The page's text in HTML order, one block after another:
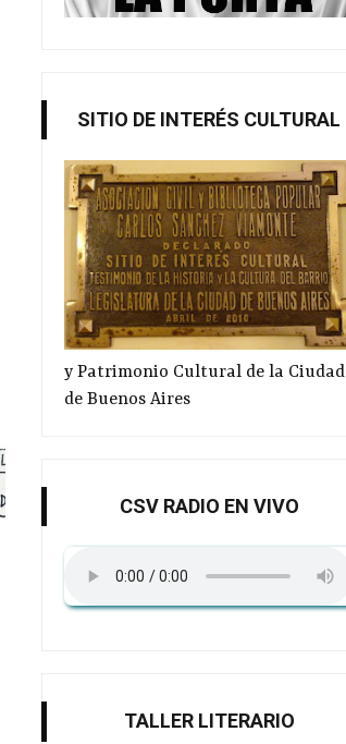
Quino para siempre en las
SITIO DE INTERÉS CULTURAL
y Patrimonio Cultural de la Ciudad
de Buenos Aires
CSV RADIO EN VIVO
TALLER LITERARIO